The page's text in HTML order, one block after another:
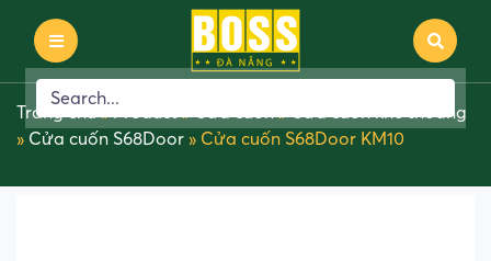
Trang chủ
Cửa cuốn khe thoáng
» Cửa cuốn S68Door » Cửa cuốn S68Door KM10